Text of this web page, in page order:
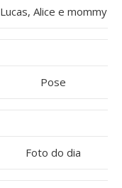
Lucas, Alice e mommy
Pose
Foto do dia